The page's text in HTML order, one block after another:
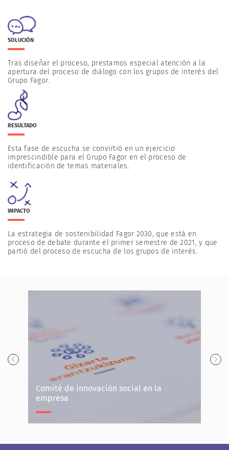
SOLUCIÓN
Tras diseñar el proceso, prestamos especial atención a la
apertura del proceso de diálogo con los grupos de interés del
Grupo Fagor.
RESULTADO
Esta fase de escucha se convirtió en un ejercicio
imprescindible para el Grupo Fagor en el proceso de
identificación de temas materiales.
IMPACTO
La estrategia de sostenibilidad Fagor 2030, que está en
proceso de debate durante el primer semestre de 2021, y que
partió del proceso de escucha de los grupos de interés.
Comité de innovación social en la
empresa